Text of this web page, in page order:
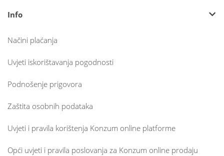
Info
Načini plaćanja
Uvjeti iskorištavanja pogodnosti
Podnošenje prigovora
Zaštita osobnih podataka
Uvjeti i pravila korištenja Konzum online platforme
Opći uvjeti i pravila poslovanja za Konzum online prodaju